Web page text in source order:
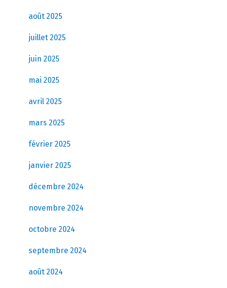
août 2025
juillet 2025
juin 2025
mai 2025
avril 2025
mars 2025
février 2025
janvier 2025
décembre 2024
novembre 2024
octobre 2024
septembre 2024
août 2024